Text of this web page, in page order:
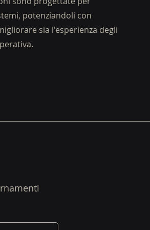
potenziandoli con
sia l'esperienza degli